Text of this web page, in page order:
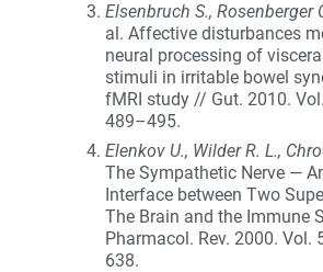
Elsenbruch S., Rosenberger
al. Affective disturbances
neural processing of
stimuli in irritable bowel
fMRI study // Gut. 2010.
489–495.
Elenkov U., Wilder R. L.,
The Sympathetic Nerve —
Interface between Two
The Brain and the Immune
Pharmacol. Rev. 2000. Vol.
638.